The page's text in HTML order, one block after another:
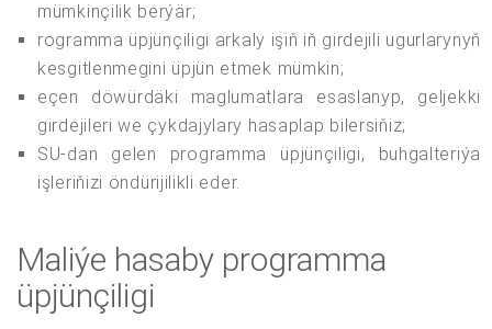
mümkinçilik berýär;
rogramma üpjünçiligi arkaly işiň iň girdejili ugurlarynyň
kesgitlenmegini üpjün etmek mümkin;
eçen döwürdäki maglumatlara esaslanyp, geljekki
girdejileri we çykdajylary hasaplap bilersiňiz;
SU-dan gelen programma üpjünçiligi, buhgalteriýa
işleriňizi öndürijilikli eder.
Maliýe hasaby programma
üpjünçiligi